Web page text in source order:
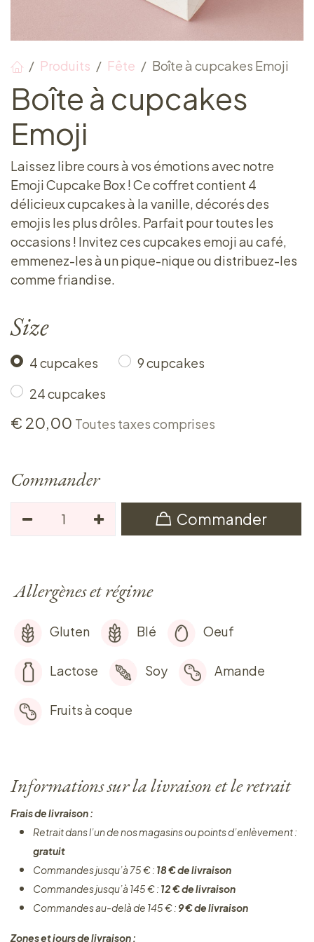
Produits Fête Boîte à cupcakes Emoji
Boîte à cupcakes
Emoji
Laissez libre cours à vos émotions avec notre
Emoji Cupcake Box ! Ce coffret contient 4
délicieux cupcakes à la vanille, décorés des
emojis les plus drôles. Parfait pour toutes les
occasions ! Invitez ces cupcakes emoji au café,
emmenez-les à un pique-nique ou distribuez-les
comme friandise.
Size
4 cupcakes
9 cupcakes
24 cupcakes
€ 20,00 Toutes taxes comprises
Commander
Commander
Allergènes et régime
Gluten Blé Oeuf
Lactose Soy Amande
Fruits à coque
Informations sur la livraison et le retrait
Frais de livraison :
Retrait dans l’un de nos magasins ou points d’enlèvement :
gratuit
Commandes jusqu’à 75 € : 18 € de livraison
Commandes jusqu’à 145 € : 12 € de livraison
Commandes au-delà de 145 € : 9 € de livraison
Zones et jours de livraison :